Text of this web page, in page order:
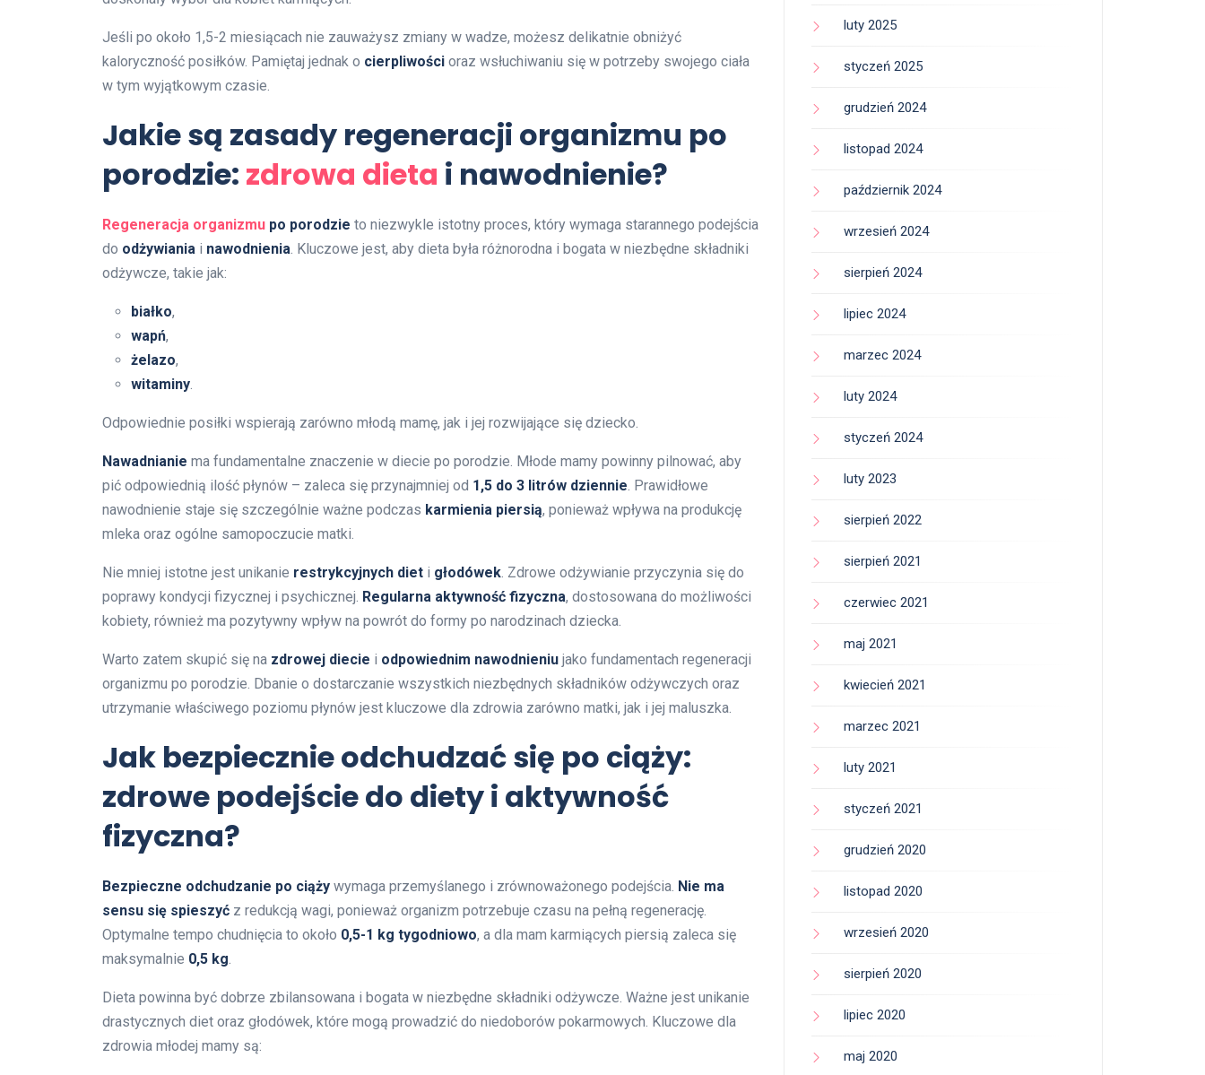
Jeśli po około 1,5-2 miesiącach nie zauważysz zmiany w wadze, możesz delikatnie obniżyć
kaloryczność posiłków. Pamiętaj jednak o cierpliwości oraz wsłuchiwaniu się w potrzeby swojego ciała
w tym wyjątkowym czasie.
Jakie są zasady regeneracji organizmu po
porodzie: zdrowa dieta i nawodnienie?
Regeneracja organizmu po porodzie to niezwykle istotny proces, który wymaga starannego podejścia
do odżywiania i nawodnienia. Kluczowe jest, aby dieta była różnorodna i bogata w niezbędne składniki
odżywcze, takie jak:
białko,
wapń,
żelazo,
witaminy.
Odpowiednie posiłki wspierają zarówno młodą mamę, jak i jej rozwijające się dziecko.
Nawadnianie ma fundamentalne znaczenie w diecie po porodzie. Młode mamy powinny pilnować, aby
pić odpowiednią ilość płynów – zaleca się przynajmniej od 1,5 do 3 litrów dziennie. Prawidłowe
nawodnienie staje się szczególnie ważne podczas karmienia piersią, ponieważ wpływa na produkcję
mleka oraz ogólne samopoczucie matki.
Nie mniej istotne jest unikanie restrykcyjnych diet i głodówek. Zdrowe odżywianie przyczynia się do
poprawy kondycji fizycznej i psychicznej. Regularna aktywność fizyczna, dostosowana do możliwości
kobiety, również ma pozytywny wpływ na powrót do formy po narodzinach dziecka.
Warto zatem skupić się na zdrowej diecie i odpowiednim nawodnieniu jako fundamentach regeneracji
organizmu po porodzie. Dbanie o dostarczanie wszystkich niezbędnych składników odżywczych oraz
utrzymanie właściwego poziomu płynów jest kluczowe dla zdrowia zarówno matki, jak i jej maluszka.
Jak bezpiecznie odchudzać się po ciąży:
zdrowe podejście do diety i aktywność
fizyczna?
Bezpieczne odchudzanie po ciąży wymaga przemyślanego i zrównoważonego podejścia. Nie ma
sensu się spieszyć z redukcją wagi, ponieważ organizm potrzebuje czasu na pełną regenerację.
Optymalne tempo chudnięcia to około 0,5-1 kg tygodniowo, a dla mam karmiących piersią zaleca się
maksymalnie 0,5 kg.
Dieta powinna być dobrze zbilansowana i bogata w niezbędne składniki odżywcze. Ważne jest unikanie
drastycznych diet oraz głodówek, które mogą prowadzić do niedoborów pokarmowych. Kluczowe dla
zdrowia młodej mamy są:
luty 2025
styczeń 2025
grudzień 2024
listopad 2024
październik 2024
wrzesień 2024
sierpień 2024
lipiec 2024
marzec 2024
luty 2024
styczeń 2024
luty 2023
sierpień 2022
sierpień 2021
czerwiec 2021
maj 2021
kwiecień 2021
marzec 2021
luty 2021
styczeń 2021
grudzień 2020
listopad 2020
wrzesień 2020
sierpień 2020
lipiec 2020
maj 2020